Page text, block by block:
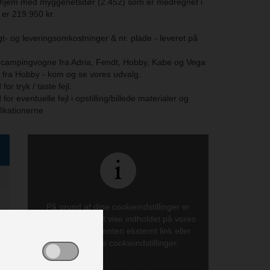
219.950 kr.
og leveringsomkostninger & nr. plade - leveret på
fra Adria, Fendt, Hobby, Kabe og Vega
Hobby - kom og se vores udvalg.
tryk / taste fejl.
for eventuelle fejl i opstilling/billede materialer og
På grund af dine cookieindstillinger er
det ikke muligt at vise indholdet på vores
side. Så benyt enten eksternt link eller
opdater dine cookieindstillinger.